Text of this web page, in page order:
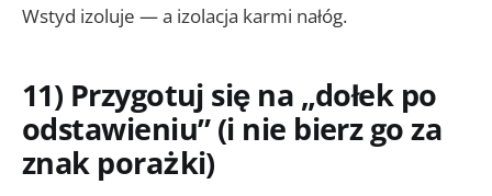
Wstyd izoluje — a izolacja karmi nałóg.
11) Przygotuj się na „dołek po
odstawieniu” (i nie bierz go za
znak porażki)